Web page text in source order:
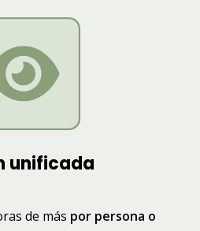
unificada
de más por persona o